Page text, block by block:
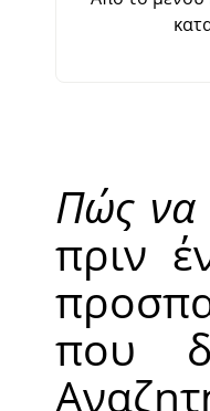
Πώς να
πριν
που